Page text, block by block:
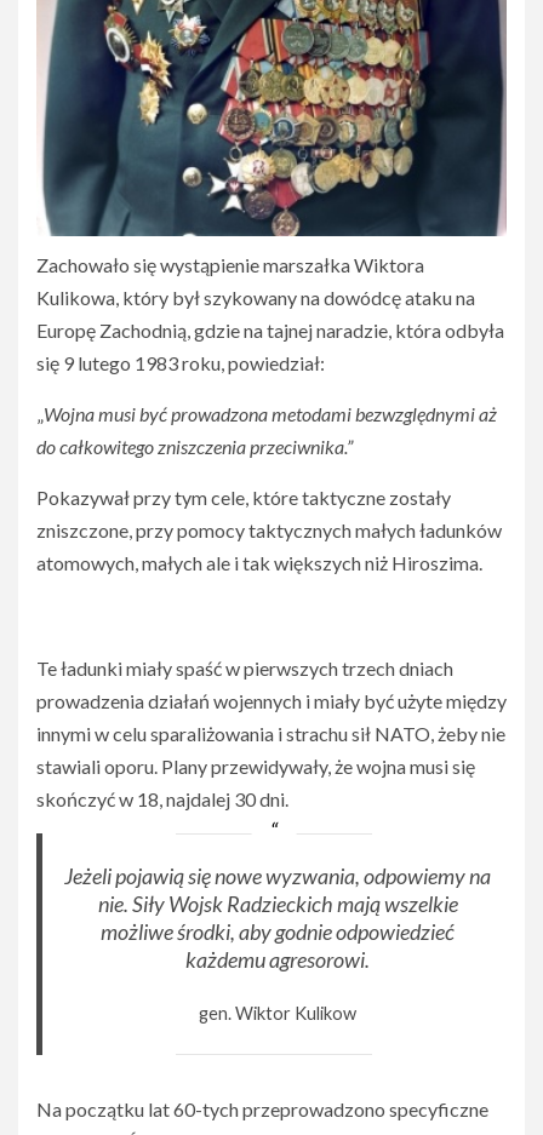
Zachowało się wystąpienie marszałka Wiktora
Kulikowa, który był szykowany na dowódcę ataku na
Europę Zachodnią, gdzie na tajnej naradzie, która odbyła
się 9 lutego 1983 roku, powiedział:
„Wojna musi być prowadzona metodami bezwzględnymi aż
do całkowitego zniszczenia przeciwnika.”
Pokazywał przy tym cele, które taktyczne zostały
zniszczone, przy pomocy taktycznych małych ładunków
atomowych, małych ale i tak większych niż Hiroszima.
Te ładunki miały spaść w pierwszych trzech dniach
prowadzenia działań wojennych i miały być użyte między
innymi w celu sparaliżowania i strachu sił NATO, żeby nie
stawiali oporu. Plany przewidywały, że wojna musi się
skończyć w 18, najdalej 30 dni.
Jeżeli pojawią się nowe wyzwania, odpowiemy na
nie. Siły Wojsk Radzieckich mają wszelkie
możliwe środki, aby godnie odpowiedzieć
każdemu agresorowi.
gen. Wiktor Kulikow
Na początku lat 60-tych przeprowadzono specyficzne